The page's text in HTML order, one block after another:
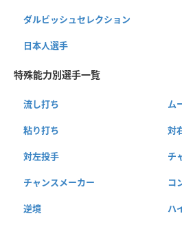
ダルビッシュセレクション
日本人選手
特殊能力別選手一覧
流し打ち ム
粘り打ち 対
対左投手 チ
チャンスメーカー コ
逆境 ハ